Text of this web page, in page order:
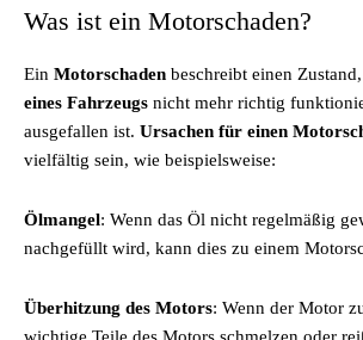
Was ist ein Motorschaden?
Ein Motorschaden beschreibt einen
eines Fahrzeugs nicht mehr richtig
ausgefallen ist. Ursachen für einen
vielfältig sein, wie beispielsweise:
Ölmangel: Wenn das Öl nicht regelmäßig
nachgefüllt wird, kann dies zu einem
Überhitzung des Motors: Wenn der Motor